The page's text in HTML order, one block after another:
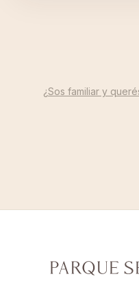
¿Sos familiar y